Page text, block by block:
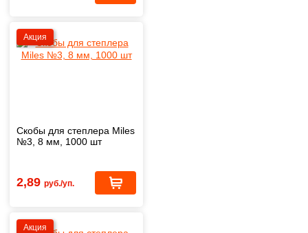
Акция
Скобы для степлера Miles
№3, 8 мм, 1000 шт
2,89 руб./уп.
Акция